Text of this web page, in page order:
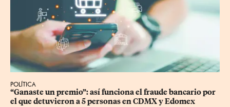
POLÍTICA
“Ganaste un premio”: así funciona el fraude bancario por
el que detuvieron a 5 personas en CDMX y Edomex